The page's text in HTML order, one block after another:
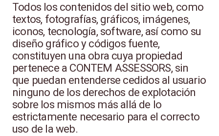
Todos los contenidos del sitio web, como
textos, fotografías, gráficos, imágenes,
iconos, tecnología, software, así como su
diseño gráfico y códigos fuente,
constituyen una obra cuya propiedad
pertenece a CONTEM ASSESSORS, sin
que puedan entenderse cedidos al usuario
ninguno de los derechos de explotación
sobre los mismos más allá de lo
estrictamente necesario para el correcto
uso de la web.